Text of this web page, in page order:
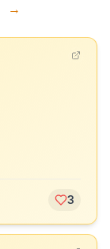
→
3